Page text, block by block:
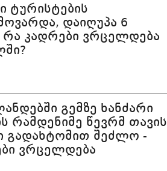
ტურისტების
დაიღუპა 6
რა კადრები ვრცელდება
გემზე ხანძარი
რამდენიმე წევრმ თავის
გადახტომით შეძლო -
ვრცელდება